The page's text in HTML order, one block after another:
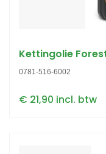
Kettingolie
0781-516-6002
€ 21,90 incl. btw